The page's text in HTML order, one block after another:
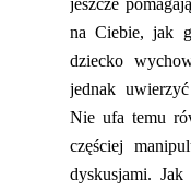
jeszcze
na Ciebie, jak
dziecko
jednak
Nie ufa temu
częściej
dyskusjami.Jak